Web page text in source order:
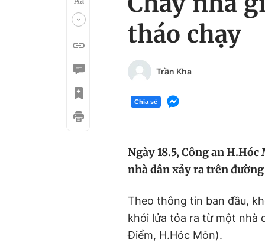
tháo chạy
Trần Kha
Chia sẻ
Ngày 18.5, Công an
nhà dân xảy ra trên
Theo thông tin ban đầu,
khói lửa tỏa ra từ một nhà
Điểm, H.Hóc Môn).